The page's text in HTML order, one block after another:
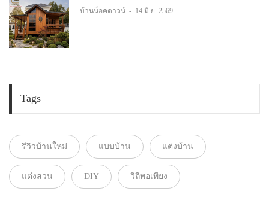
บ้านน็อคดาวน์ - 14 มิ.ย. 2569
Tags
รีวิวบ้านใหม่ แบบบ้าน แต่งบ้าน
แต่งสวน DIY วิถีพอเพียง